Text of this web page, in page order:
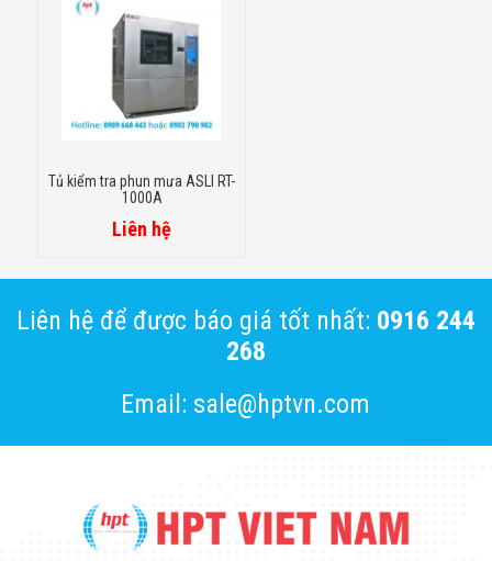
Tủ kiểm tra phun mưa ASLI RT-
1000A
Liên hệ
Liên hệ để được báo giá tốt nhất: 0916 244
268
Email: sale@hptvn.com